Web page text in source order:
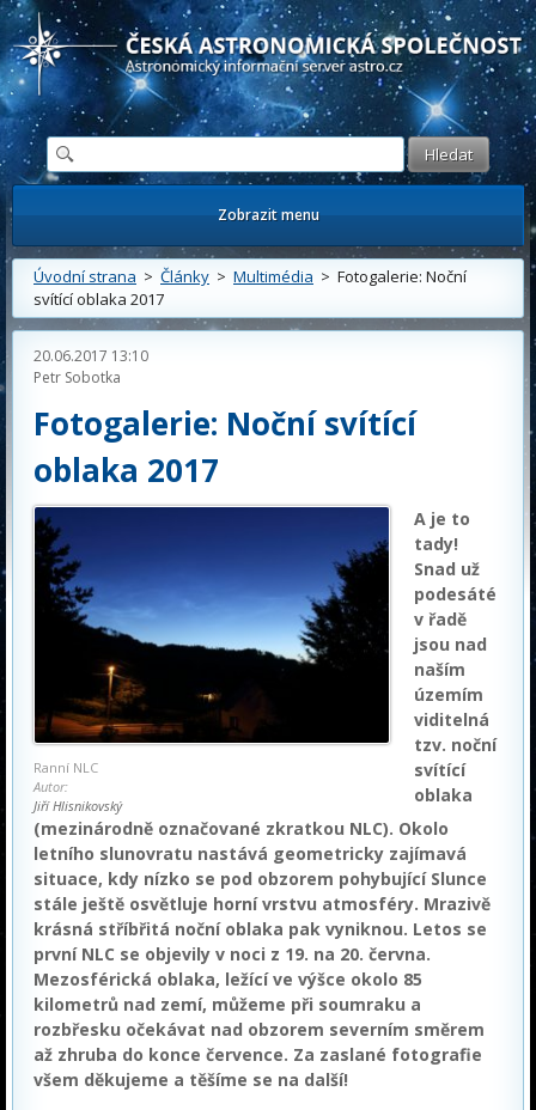
Česká astronomická společnost - Informační astronomický server
Zobrazit menu
Úvodní strana > Články > Multimédia > Fotogalerie: Noční
svítící oblaka 2017
20.06.2017 13:10
Petr Sobotka
Fotogalerie: Noční svítící
oblaka 2017
Ranní NLC
Autor:
Jiří Hlisnikovský
A je to
tady!
Snad už
podesáté
v řadě
jsou nad
naším
územím
viditelná
tzv. noční
svítící
oblaka
(mezinárodně označované zkratkou NLC). Okolo
letního slunovratu nastává geometricky zajímavá
situace, kdy nízko se pod obzorem pohybující Slunce
stále ještě osvětluje horní vrstvu atmosféry. Mrazivě
krásná stříbřitá noční oblaka pak vyniknou. Letos se
první NLC se objevily v noci z 19. na 20. června.
Mezosférická oblaka, ležící ve výšce okolo 85
kilometrů nad zemí, můžeme při soumraku a
rozbřesku očekávat nad obzorem severním směrem
až zhruba do konce července. Za zaslané fotografie
všem děkujeme a těšíme se na další!